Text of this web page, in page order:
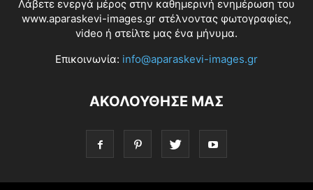
Λάβετε ενεργά μέρος στην καθημερινή ενημέρωση του
www.aparaskevi-images.gr στέλνοντας φωτογραφίες,
video ή στείλτε μας ένα μήνυμα.
Επικοινωνία: info@aparaskevi-images.gr
ΑΚΟΛΟΥΘΗΣΕ ΜΑΣ